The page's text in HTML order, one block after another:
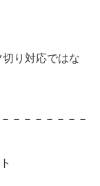
対応ではな
－－－－－－－